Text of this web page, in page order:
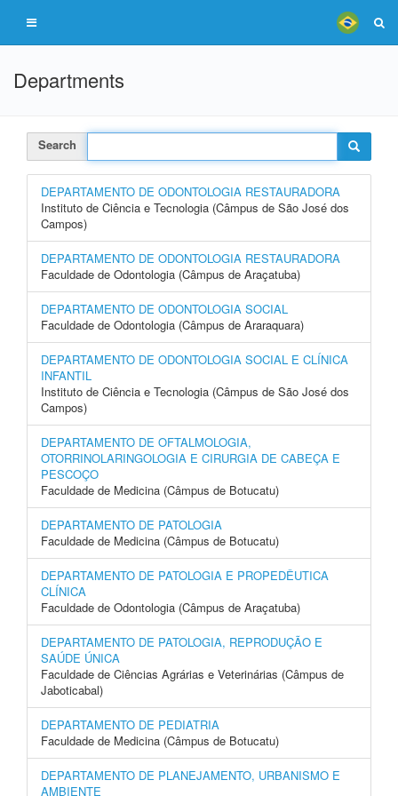
Departments
Search
DEPARTAMENTO DE ODONTOLOGIA RESTAURADORA
Instituto de Ciência e Tecnologia (Câmpus de São José dos
Campos)
DEPARTAMENTO DE ODONTOLOGIA RESTAURADORA
Faculdade de Odontologia (Câmpus de Araçatuba)
DEPARTAMENTO DE ODONTOLOGIA SOCIAL
Faculdade de Odontologia (Câmpus de Araraquara)
DEPARTAMENTO DE ODONTOLOGIA SOCIAL E CLÍNICA
INFANTIL
Instituto de Ciência e Tecnologia (Câmpus de São José dos
Campos)
DEPARTAMENTO DE OFTALMOLOGIA,
OTORRINOLARINGOLOGIA E CIRURGIA DE CABEÇA E
PESCOÇO
Faculdade de Medicina (Câmpus de Botucatu)
DEPARTAMENTO DE PATOLOGIA
Faculdade de Medicina (Câmpus de Botucatu)
DEPARTAMENTO DE PATOLOGIA E PROPEDÊUTICA
CLÍNICA
Faculdade de Odontologia (Câmpus de Araçatuba)
DEPARTAMENTO DE PATOLOGIA, REPRODUÇÃO E
SAÚDE ÚNICA
Faculdade de Ciências Agrárias e Veterinárias (Câmpus de
Jaboticabal)
DEPARTAMENTO DE PEDIATRIA
Faculdade de Medicina (Câmpus de Botucatu)
DEPARTAMENTO DE PLANEJAMENTO, URBANISMO E
AMBIENTE